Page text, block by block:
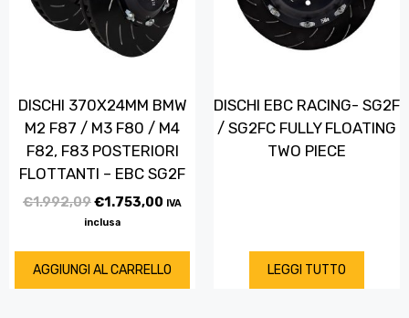
DISCHI 370X24MM BMW
M2 F87 / M3 F80 / M4
F82, F83 POSTERIORI
FLOTTANTI – EBC SG2F
€1.992,09€1.753,00 IVA
inclusa
AGGIUNGI AL CARRELLO
DISCHI EBC RACING- SG2F
/ SG2FC FULLY FLOATING
TWO PIECE
LEGGI TUTTO